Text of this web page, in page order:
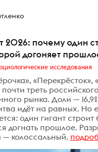
2026: почему один
догоняет
исследования
«Перекрёсток»,
треть российского
рынка. Доли — 16,9%
идёт на равных. Но
один гигант строит
догнать прошлое.
— колоссальный.